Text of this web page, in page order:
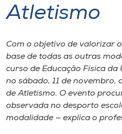
Portal de Ensino
A
Internacionalização
I.nova
Atletismo
Com o objetivo de valorizar
base de todas as outras
curso de Educação Física da
no sábado​,​ 11 de novembro,
de ​A​tletismo.​ ​O evento
observada no desporto
modalidade​ —​ explica o